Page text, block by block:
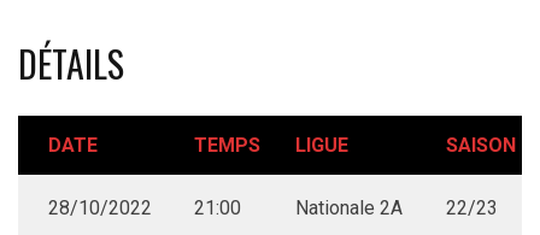
DÉTAILS
DATE TEMPS LIGUE SAISON
28/10/2022 21:00 Nationale 2A 22/23